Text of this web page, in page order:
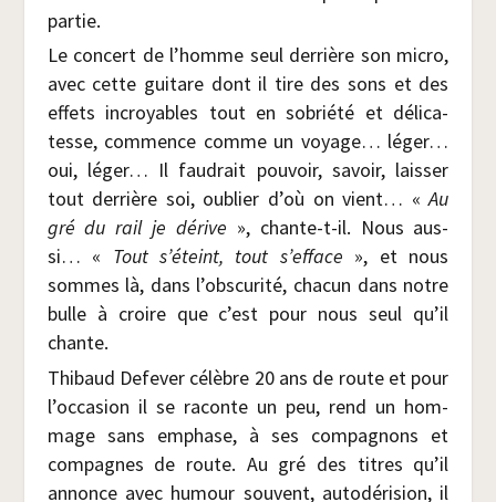
partie.
Le concert de l’homme seul der­rière son micro,
avec cette gui­tare dont il tire des sons et des
effets incroyables tout en sobrié­té et déli­ca­
tesse, com­mence comme un voyage… léger…
oui, léger… Il fau­drait pou­voir, savoir, lais­ser
tout der­rière soi, oublier d’où on vient… «Au
gré du rail je dérive », chante-t-il. Nous aus­
si… « Tout s’éteint, tout s’efface », et nous
sommes là, dans l’obscurité, cha­cun dans notre
bulle à croire que c’est pour nous seul qu’il
chante.
Thi­baud Defe­ver célèbre 20 ans de route et pour
l’occasion il se raconte un peu, rend un hom­
mage sans emphase, à ses com­pa­gnons et
com­pagnes de route. Au gré des titres qu’il
annonce avec humour sou­vent, auto­dé­ri­sion, il